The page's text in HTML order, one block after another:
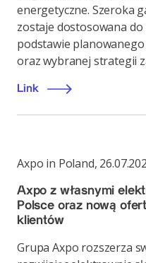
energetyczne. Szeroka
zostaje dostosowana
podstawie
oraz wybranej strategii
Link
Axpo in Poland,
Axpo z własnymi
Polsce oraz nową
klientów
Grupa Axpo rozszerza